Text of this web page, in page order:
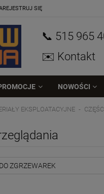
SIĘ
📞 515 965
✉️ Kontakt
NOWOŚCI
EKSPLOATACYJNE
ZGRZEWAREK